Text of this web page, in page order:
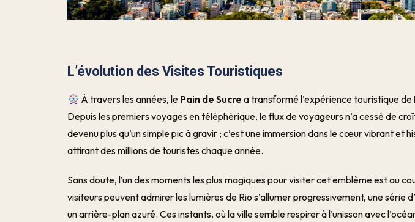
L’évolution des Visites Touristiques
À travers les années, le Pain de Sucre a transformé l’expérience touristique de
Depuis les premiers voyages en téléphérique, le flux de voyageurs n’a cessé de
devenu plus qu’un simple pic à gravir ; c’est une immersion dans le cœur vibrant et
attirant des millions de touristes chaque année.
Sans doute, l’un des moments les plus magiques pour visiter cet emblème est au
visiteurs peuvent admirer les lumières de Rio s’allumer progressivement, une série
un arrière-plan azuré. Ces instants, où la ville semble respirer à l’unisson avec